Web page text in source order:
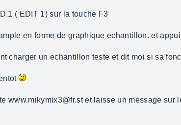
( EDIT 1) sur la touche F3
en forme de graphique echantillon. et
charger un echantillon teste et dit moi si sa
www.mikymix3@fr.st et laisse un message sur